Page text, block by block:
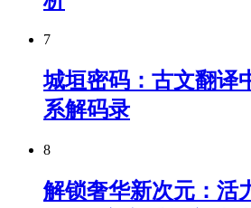
7
城垣密码：古文翻译
系解码录
8
解锁奢华新次元：